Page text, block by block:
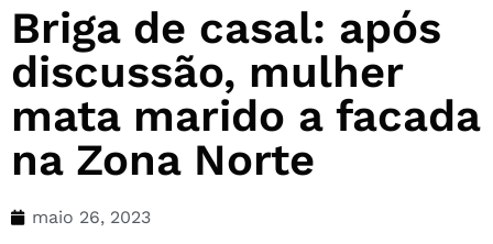
Briga de casal: após
discussão, mulher
mata marido a facada
na Zona Norte
maio 26, 2023